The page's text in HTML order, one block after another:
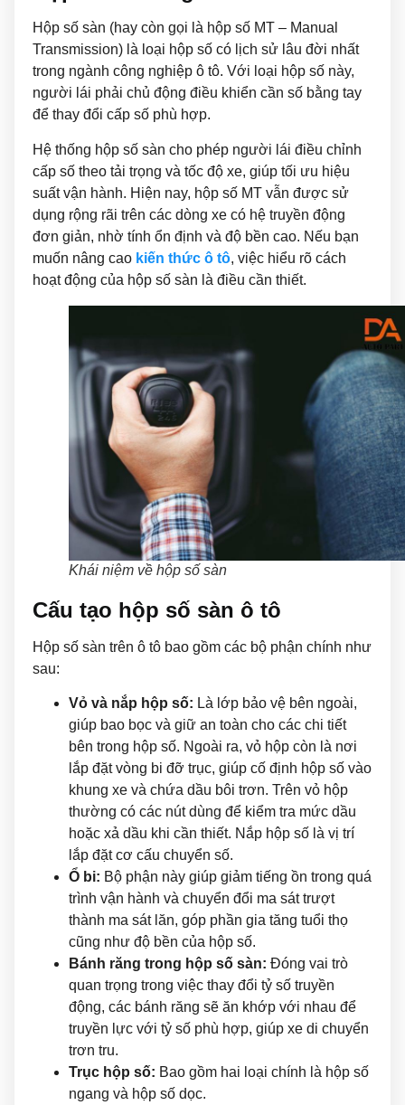
Hộp số sàn (hay còn gọi là hộp số MT – Manual
Transmission) là loại hộp số có lịch sử lâu đời nhất
trong ngành công nghiệp ô tô. Với loại hộp số này,
người lái phải chủ động điều khiển cần số bằng tay
để thay đổi cấp số phù hợp.
Hệ thống hộp số sàn cho phép người lái điều chỉnh
cấp số theo tải trọng và tốc độ xe, giúp tối ưu hiệu
suất vận hành. Hiện nay, hộp số MT vẫn được sử
dụng rộng rãi trên các dòng xe có hệ truyền động
đơn giản, nhờ tính ổn định và độ bền cao. Nếu bạn
muốn nâng cao kiến thức ô tô, việc hiểu rõ cách
hoạt động của hộp số sàn là điều cần thiết.
Khái niệm về hộp số sàn
Cấu tạo hộp số sàn ô tô
Hộp số sàn trên ô tô bao gồm các bộ phận chính như
sau:
Vỏ và nắp hộp số: Là lớp bảo vệ bên ngoài,
giúp bao bọc và giữ an toàn cho các chi tiết
bên trong hộp số. Ngoài ra, vỏ hộp còn là nơi
lắp đặt vòng bi đỡ trục, giúp cố định hộp số vào
khung xe và chứa dầu bôi trơn. Trên vỏ hộp
thường có các nút dùng để kiểm tra mức dầu
hoặc xả dầu khi cần thiết. Nắp hộp số là vị trí
lắp đặt cơ cấu chuyển số.
Ổ bi: Bộ phận này giúp giảm tiếng ồn trong quá
trình vận hành và chuyển đổi ma sát trượt
thành ma sát lăn, góp phần gia tăng tuổi thọ
cũng như độ bền của hộp số.
Bánh răng trong hộp số sàn: Đóng vai trò
quan trọng trong việc thay đổi tỷ số truyền
động, các bánh răng sẽ ăn khớp với nhau để
truyền lực với tỷ số phù hợp, giúp xe di chuyển
trơn tru.
Trục hộp số: Bao gồm hai loại chính là hộp số
ngang và hộp số dọc.